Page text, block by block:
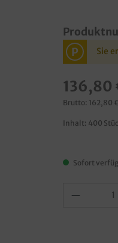
P Sie
136,80
Brutto: 162,80
Inhalt: 400
Sofort